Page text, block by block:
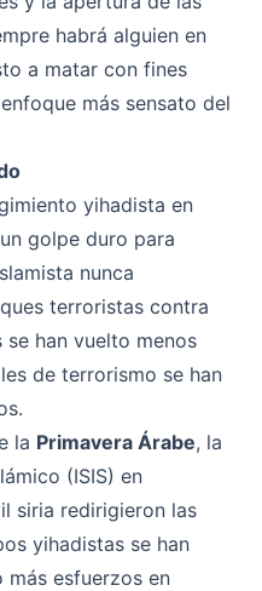
habrá alguien en
a matar con fines
más sensato del
yihadista en
golpe duro para
nunca
terroristas contra
han vuelto menos
de terrorismo se han
la Primavera Árabe, la
(ISIS) en
siria redirigieron las
yihadistas se han
más esfuerzos en